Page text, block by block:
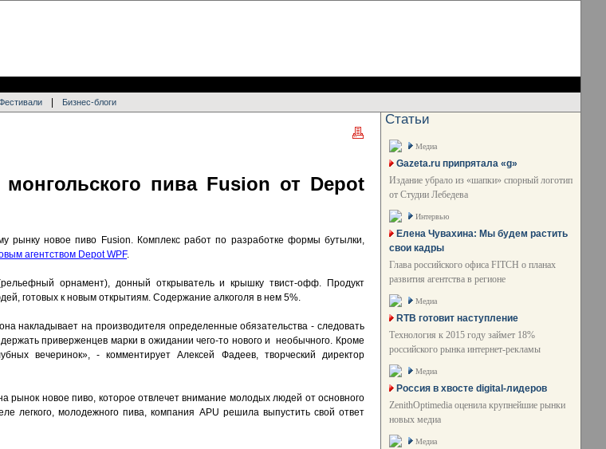
Бизнес-блоги
пива Fusion от Depot
рынку новое пиво Fusion. Комплекс работ по разработке формы бутылки,
агентством Depot WPF.
орнамент), донный открыватель и крышку твист-офф. Продукт
готовых к новым открытиям. Содержание алкоголя в нем 5%.
накладывает на производителя определенные обязательства - следовать
приверженцев марки в ожидании чего-то нового и необычного. Кроме
вечеринок», - комментирует Алексей Фадеев, творческий директор
рынок новое пиво, которое отвлечет внимание молодых людей от основного
легкого, молодежного пива, компания APU решила выпустить свой ответ
Статьи
Медиа
Gazeta.ru припрятала «g»
Издание убрало из «шапки» спорный логотип
от Студии Лебедева
Интервью
Елена Чувахина: Мы будем растить
свои кадры
Глава российского офиса FITCH о планах
развития агентства в регионе
Медиа
RTB готовит наступление
Технология к 2015 году займет 18%
российского рынка интернет-рекламы
Медиа
Россия в хвосте digital-лидеров
ZenithOptimedia оценила крупнейшие рынки
новых медиа
Медиа